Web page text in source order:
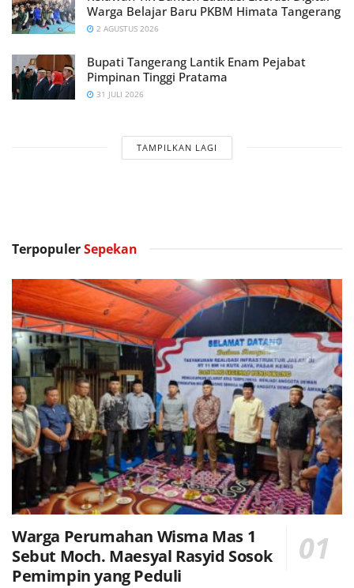
Warga Belajar Baru PKBM Himata Tangerang
2 AGUSTUS 2026
Bupati Tangerang Lantik Enam Pejabat
Pimpinan Tinggi Pratama
31 JULI 2026
TAMPILKAN LAGI
TerpopulerSepekan
Warga Perumahan Wisma Mas 1
Sebut Moch. Maesyal Rasyid Sosok
Pemimpin yang Peduli